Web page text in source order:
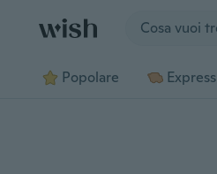
Popolare Express